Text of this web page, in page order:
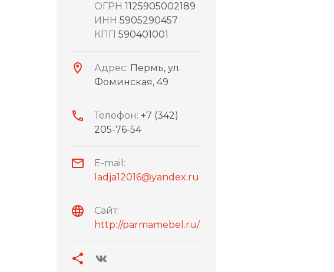
ОГРН 1125905002189
ИНН 5905290457
КПП 590401001
Адрес: Пермь, ул.
Фоминская, 49
Телефон: +7 (342)
205-76-54
E-mail:
ladja12016@yandex.ru
Сайт:
http://parmamebel.ru/